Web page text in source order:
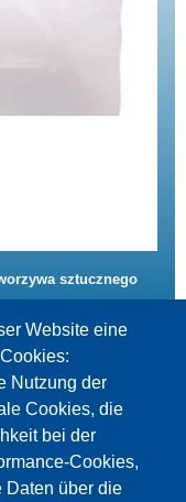
sztucznego
zum Produkt
Website eine
Nutzung der
Cookies, die
bei der
Cookies,
Daten über die